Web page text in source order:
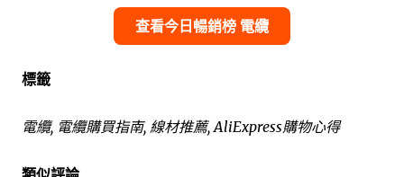
查看今日暢銷榜 電纜
標籤
電纜, 電纜購買指南, 線材推薦, AliExpress購物心得